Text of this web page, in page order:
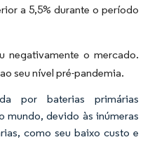
a 5,5% durante o período
negativamente o mercado.
seu nível pré-pandemia.
por baterias primárias
mundo, devido às inúmeras
como seu baixo custo e